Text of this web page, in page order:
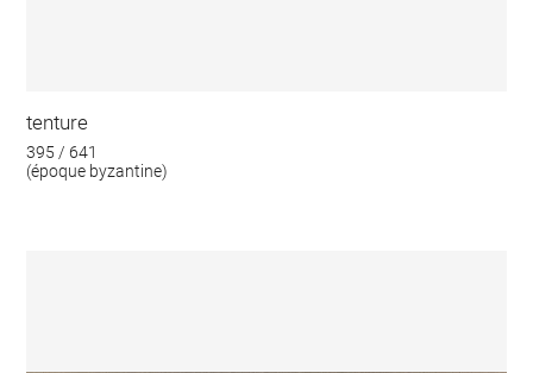
tenture
395 / 641
(époque byzantine)